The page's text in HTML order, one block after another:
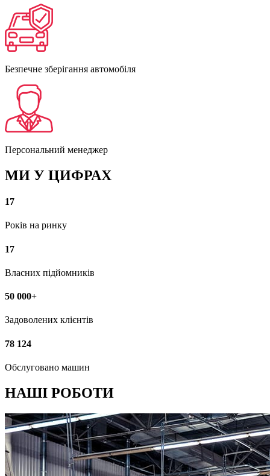
Безпечне зберігання автомобіля
Персональний менеджер
МИ У ЦИФРАХ
17
Років на ринку
17
Власних підйомників
50 000+
Задоволених клієнтів
78 124
Обслуговано машин
НАШІ РОБОТИ